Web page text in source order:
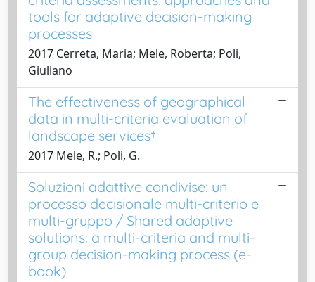
tools for adaptive decision-making
processes
2017 Cerreta, Maria; Mele, Roberta; Poli,
Giuliano
The effectiveness of geographical
data in multi-criteria evaluation of
landscape services†
2017 Mele, R.; Poli, G.
Soluzioni adattive condivise: un
processo decisionale multi-criterio e
multi-gruppo / Shared adaptive
solutions: a multi-criteria and multi-
group decision-making process (e-
book)